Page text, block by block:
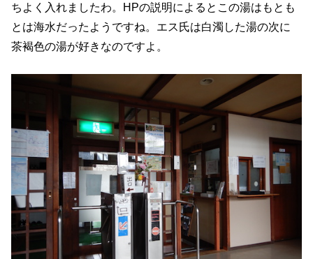
ちよく入れましたわ。HPの説明によるとこの湯はもとも
とは海水だったようですね。エス氏は白濁した湯の次に
茶褐色の湯が好きなのですよ。